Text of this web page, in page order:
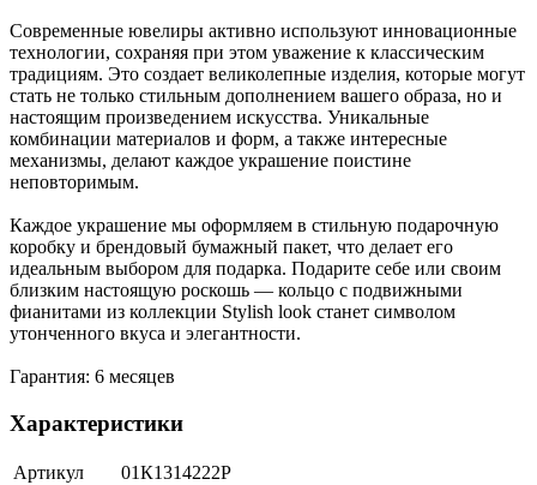
Современные ювелиры активно используют инновационные
технологии, сохраняя при этом уважение к классическим
традициям. Это создает великолепные изделия, которые могут
стать не только стильным дополнением вашего образа, но и
настоящим произведением искусства. Уникальные
комбинации материалов и форм, а также интересные
механизмы, делают каждое украшение поистине
неповторимым.
Каждое украшение мы оформляем в стильную подарочную
коробку и брендовый бумажный пакет, что делает его
идеальным выбором для подарка. Подарите себе или своим
близким настоящую роскошь — кольцо с подвижными
фианитами из коллекции Stylish look станет символом
утонченного вкуса и элегантности.
Гарантия: 6 месяцев
Характеристики
Артикул
01К1314222Р